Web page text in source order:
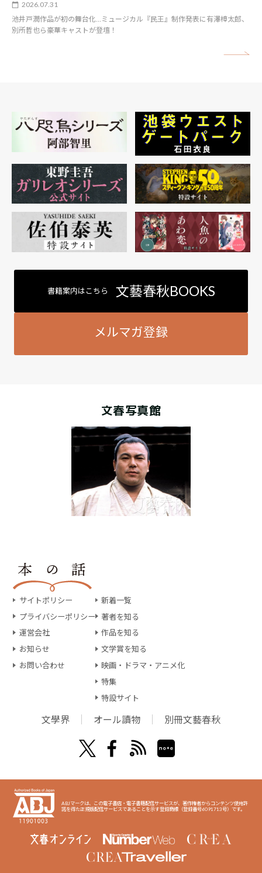
2026.07.31
池井戸潤作品が初の舞台化…ミュージカル『民王』制作発表に有澤樟太郎、
別所哲也ら豪華キャストが登壇！
書籍案内はこちら 文藝春秋BOOKS
メルマガ登録
文春写真館
サイトポリシー
プライバシーポリシー
運営会社
お知らせ
お問い合わせ
新着一覧
著者を知る
作品を知る
文学賞を知る
映画・ドラマ・アニメ化
特集
特設サイト
文學界 オール讀物 別冊文藝春秋
ABJマークは、この電子書店・電子書籍配信サービスが、著作権者からコンテンツ使用許
諾を得た正規版配信サービスであることを示す登録商標（登録番号6091713号）です。